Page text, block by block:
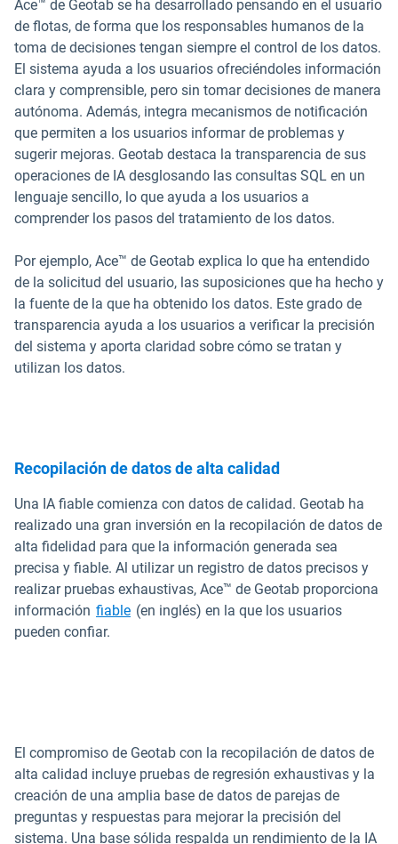
Ace™ de Geotab se ha desarrollado pensando en el usuario
de flotas, de forma que los responsables humanos de la
toma de decisiones tengan siempre el control de los datos.
El sistema ayuda a los usuarios ofreciéndoles información
clara y comprensible, pero sin tomar decisiones de manera
autónoma. Además, integra mecanismos de notificación
que permiten a los usuarios informar de problemas y
sugerir mejoras. Geotab destaca la transparencia de sus
operaciones de IA desglosando las consultas SQL en un
lenguaje sencillo, lo que ayuda a los usuarios a
comprender los pasos del tratamiento de los datos.
Por ejemplo, Ace™ de Geotab explica lo que ha entendido
de la solicitud del usuario, las suposiciones que ha hecho y
la fuente de la que ha obtenido los datos. Este grado de
transparencia ayuda a los usuarios a verificar la precisión
del sistema y aporta claridad sobre cómo se tratan y
utilizan los datos.
Recopilación de datos de alta calidad
Una IA fiable comienza con datos de calidad. Geotab ha
realizado una gran inversión en la recopilación de datos de
alta fidelidad para que la información generada sea
precisa y fiable. Al utilizar un registro de datos precisos y
realizar pruebas exhaustivas, Ace™ de Geotab proporciona
información fiable (en inglés) en la que los usuarios
pueden confiar.
El compromiso de Geotab con la recopilación de datos de
alta calidad incluye pruebas de regresión exhaustivas y la
creación de una amplia base de datos de parejas de
preguntas y respuestas para mejorar la precisión del
sistema. Una base sólida respalda un rendimiento de la IA